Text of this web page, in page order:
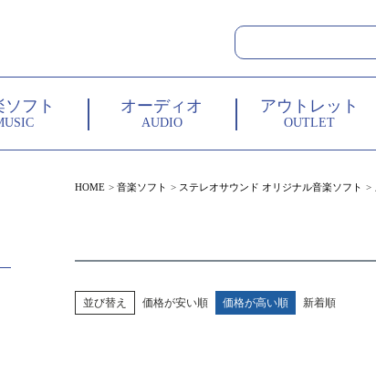
ソフト オーディオ
AUDIO
アウトレット
OUTLET
HOME 音楽ソフト ステレオサウンド オリジナル音楽ソフト
並び替え 価格が安い順 価格が高い順 新着順